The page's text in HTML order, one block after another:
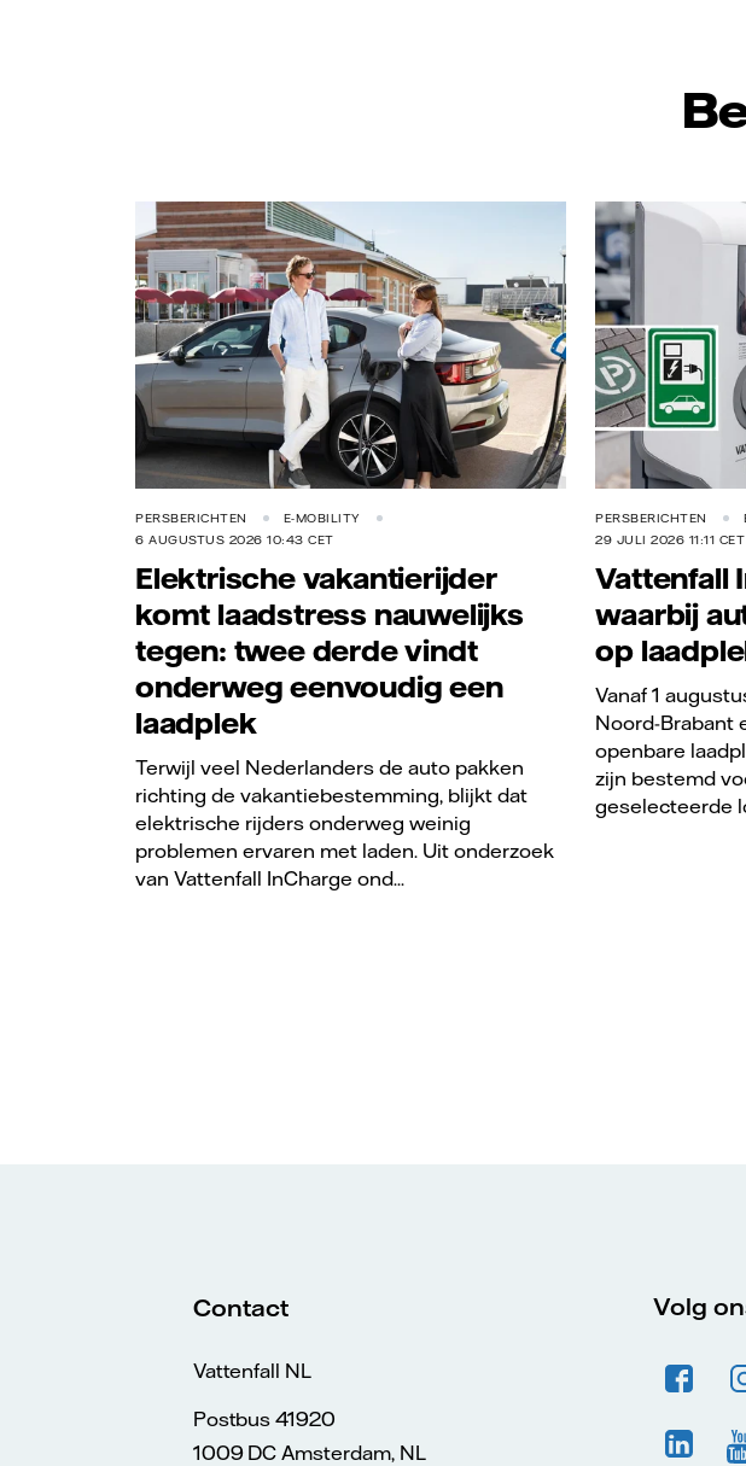
Vattenfall/Jeanette Hägglund
PERSBERICHTEN
E-MOBILITY
6 AUGUSTUS 2026 10:43 CET
Elektrische vakantierijder
komt laadstress nauwelijks
tegen: twee derde vindt
onderweg eenvoudig een
laadplek
Terwijl veel Nederlanders de auto pakken
richting de vakantiebestemming, blijkt dat
elektrische rijders onderweg weinig
problemen ervaren met laden. Uit onderzoek
van Vattenfall InCharge ond...
Vattenfall/Jorrit
PERSBERICHTEN
29 JULI 2026 11:11 CET
Vattenfall
waarbij
op
Vanaf 1
Noord-Brabant
openbare
zijn bestemd
geselecteerde
Contact
Vattenfall NL
Postbus 41920
1009 DC Amsterdam, NL
Volg